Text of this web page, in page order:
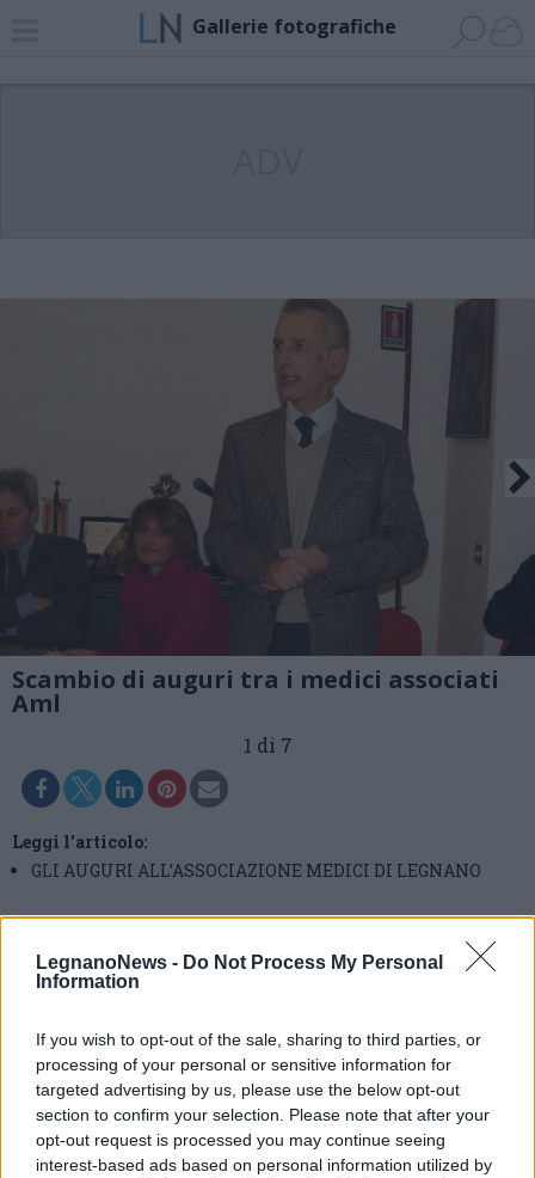
LegnanoNews - Do Not Process My Personal
Information
If you wish to opt-out of the sale, sharing to third parties, or
processing of your personal or sensitive information for
targeted advertising by us, please use the below opt-out
section to confirm your selection. Please note that after your
opt-out request is processed you may continue seeing
interest-based ads based on personal information utilized by
Gallerie fotografiche
Scambio di auguri tra i medici associati
Aml
1 di 7
Leggi l'articolo:
GLI AUGURI ALL’ASSOCIAZIONE MEDICI DI LEGNANO